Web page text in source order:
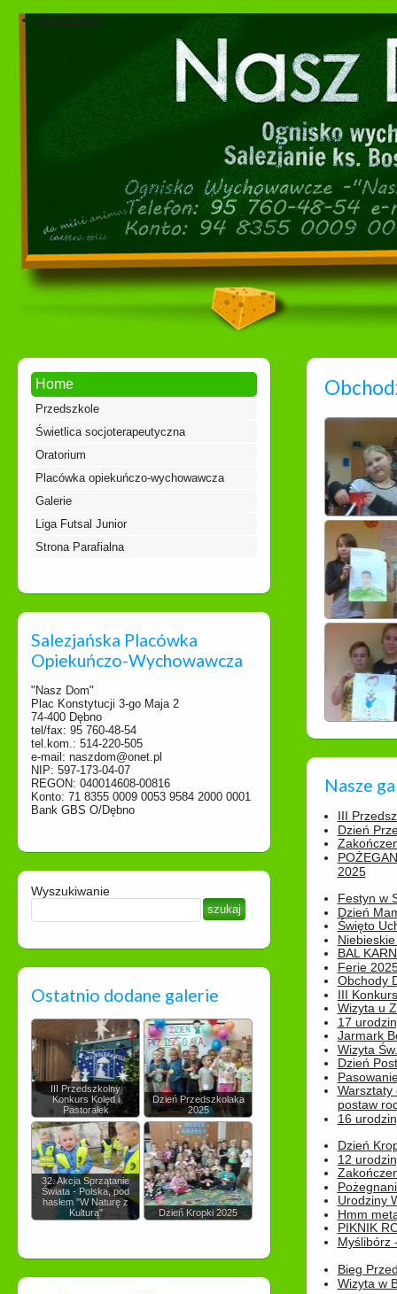
Dokumenty
Home
Przedszkole
Świetlica socjoterapeutyczna
Oratorium
Placówka opiekuńczo-wychowawcza
Galerie
Liga Futsal Junior
Strona Parafialna
Salezjańska Placówka
Opiekuńczo-Wychowawcza
"Nasz Dom"
Plac Konstytucji 3-go Maja 2
74-400 Dębno
tel/fax: 95 760-48-54
tel.kom.: 514-220-505
e-mail: naszdom@onet.pl
NIP: 597-173-04-07
REGON: 040014608-00816
Konto: 71 8355 0009 0053 9584 2000 0001
Bank GBS O/Dębno
Wyszukiwanie
Ostatnio dodane galerie
III Przedszkolny
Konkurs Kolęd i
Pastorałek
Dzień Przedszkolaka
2025
32. Akcja Sprzątanie
Świata - Polska, pod
hasłem "W Naturę z
Kulturą"
Dzień Kropki 2025
Nasze
III
Dzień
2025
Festyn w
Dzień
Święto
BAL
Ferie
Obchody
III
Wizyta u
17
Jarmark
Wizyta
Dzień
Warsztaty
postaw
16
Dzień
12
Urodziny
Hmm
PIKNIK
Myślibórz
Bieg
Wizyta w